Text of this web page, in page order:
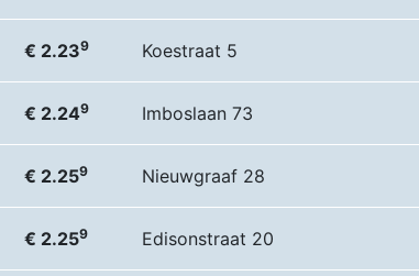
€ 2.239 Koestraat 5
€ 2.249 Imboslaan 73
€ 2.259 Nieuwgraaf 28
€ 2.259 Edisonstraat 20